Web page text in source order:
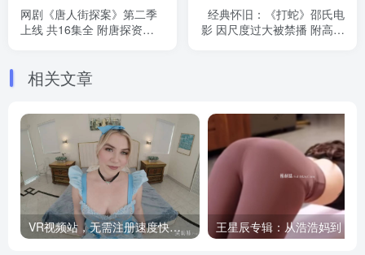
网剧《唐人街探案》第二季
上线 共16集全 附唐探资源
经典怀旧：《打蛇》邵氏电
影 因尺度过大被禁播 附高清
相关文章
VR视频站，无需注册速度快，Oculus Quest VR 必备站